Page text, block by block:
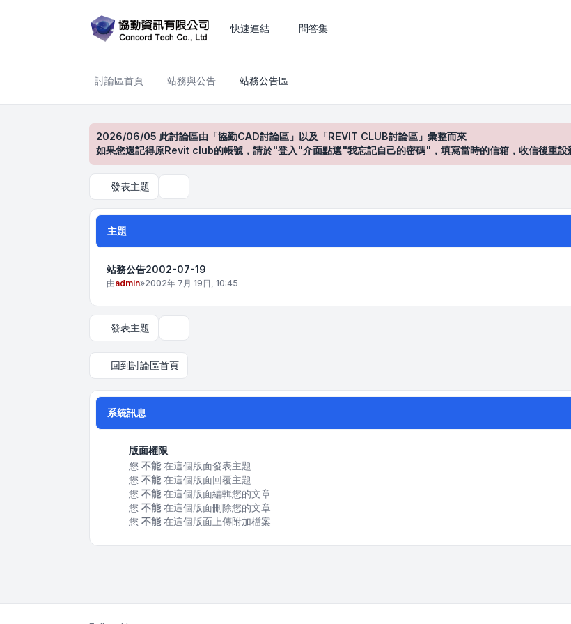
快速連結 問答集
討論區首頁 站務與公告 站務公告區
2026/06/05 此討論區由「協勤CAD討論區」以及「REVIT CLUB討論區」彙整而來
如果您還記得原Revit club的帳號，請於"登入"介面點選"我忘記自己的密碼"，填寫當時的信箱，收信後重設
發表主題
主題
站務公告2002-07-19
由admin»2002年 7月 19日, 10:45
發表主題
回到討論區首頁
系統訊息
版面權限
您 不能在這個版面發表主題
您 不能在這個版面回覆主題
您 不能在這個版面編輯您的文章
您 不能在這個版面刪除您的文章
您 不能在這個版面上傳附加檔案